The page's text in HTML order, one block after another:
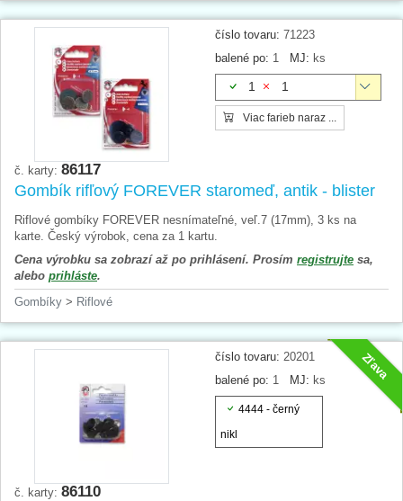
číslo tovaru: 71223
balené po: 1 MJ: ks
1 1
Viac farieb naraz ...
č. karty: 86117
Gombík rifľový FOREVER staromeď, antik - blister
Riflové gombíky FOREVER nesnímateľné, veľ.7 (17mm), 3 ks na
karte. Český výrobok, cena za 1 kartu.
Cena výrobku sa zobrazí až po prihlásení. Prosím registrujte sa,
alebo prihláste.
Gombíky > Riflové
Zľava
číslo tovaru: 20201
balené po: 1 MJ: ks
4444 - černý
nikl
č. karty: 86110